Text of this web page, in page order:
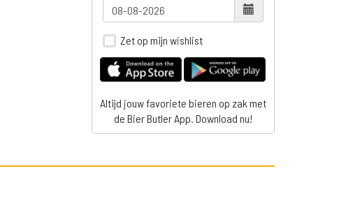
Zet op mijn wishlist
Altijd jouw favoriete bieren op zak met
de Bier Butler App. Download nu!